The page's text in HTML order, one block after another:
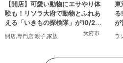
大府市
【開店】可愛い動物にエサやり体
験も！リソラ大府で動物とふれあ
える「いきもの探検隊」が10/24
開店 専門店 親子 家族
東
る
が
ラ